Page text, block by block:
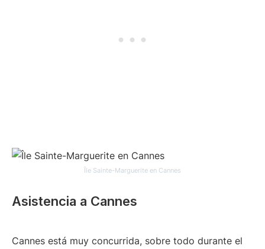
Île Sainte-Marguerite en Cannes
Asistencia a Cannes
Cannes está muy concurrida, sobre todo durante el